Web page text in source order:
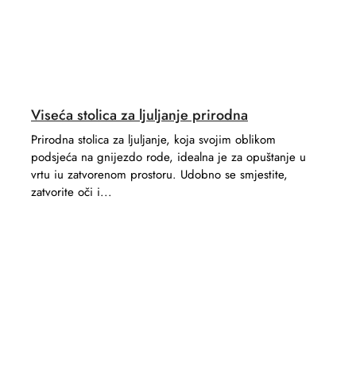
Viseća stolica za ljuljanje prirodna
Prirodna stolica za ljuljanje, koja svojim oblikom
podsjeća na gnijezdo rode, idealna je za opuštanje u
vrtu iu zatvorenom prostoru. Udobno se smjestite,
zatvorite oči i...